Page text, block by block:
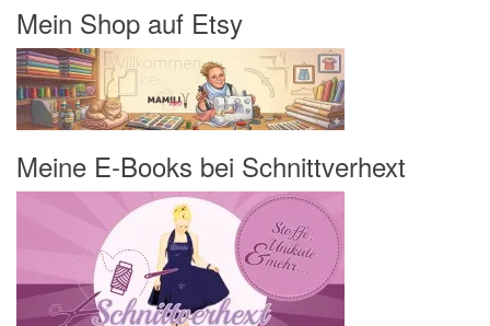
Mein Shop auf Etsy
Meine E-Books bei Schnittverhext